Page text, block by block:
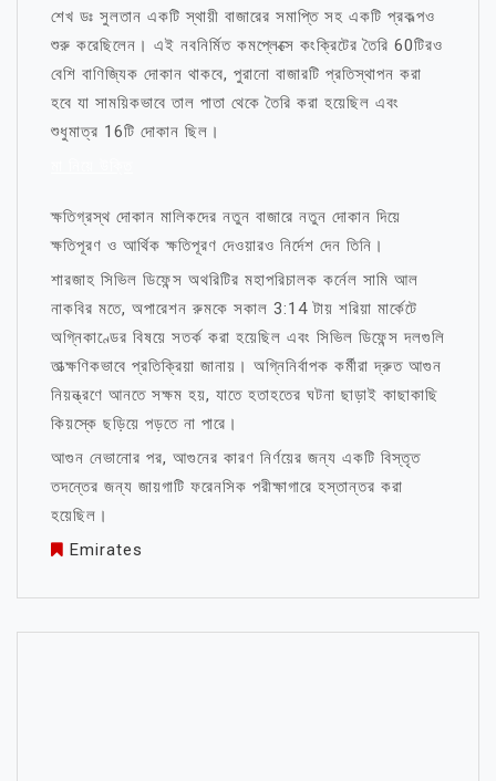
শেখ ডঃ সুলতান একটি স্থায়ী বাজারের সমাপ্তি সহ একটি প্রকল্পও
শুরু করেছিলেন। এই নবনির্মিত কমপ্লেক্সে কংক্রিটের তৈরি 60টিরও
বেশি বাণিজ্যিক দোকান থাকবে, পুরানো বাজারটি প্রতিস্থাপন করা
হবে যা সাময়িকভাবে তাল পাতা থেকে তৈরি করা হয়েছিল এবং
শুধুমাত্র 16টি দোকান ছিল।
ক্ষতিগ্রস্থ দোকান মালিকদের নতুন বাজারে নতুন দোকান দিয়ে
ক্ষতিপূরণ ও আর্থিক ক্ষতিপূরণ দেওয়ারও নির্দেশ দেন তিনি।
শারজাহ সিভিল ডিফেন্স অথরিটির মহাপরিচালক কর্নেল সামি আল
নাকবির মতে, অপারেশন রুমকে সকাল 3:14 টায় শরিয়া মার্কেটে
অগ্নিকাণ্ডের বিষয়ে সতর্ক করা হয়েছিল এবং সিভিল ডিফেন্স দলগুলি
তাত্ক্ষণিকভাবে প্রতিক্রিয়া জানায়। অগ্নিনির্বাপক কর্মীরা দ্রুত আগুন
নিয়ন্ত্রণে আনতে সক্ষম হয়, যাতে হতাহতের ঘটনা ছাড়াই কাছাকাছি
কিয়স্কে ছড়িয়ে পড়তে না পারে।
আগুন নেভানোর পর, আগুনের কারণ নির্ণয়ের জন্য একটি বিস্তৃত
তদন্তের জন্য জায়গাটি ফরেনসিক পরীক্ষাগারে হস্তান্তর করা
হয়েছিল।
Emirates